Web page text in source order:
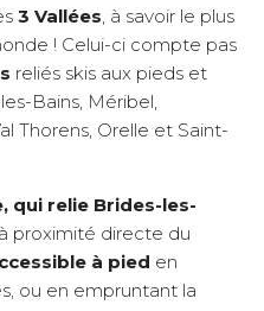
3 Vallées, à savoir le plus
! Celui-ci compte pas
reliés skis aux pieds et
Bains, Méribel,
Thorens, Orelle et Saint-
qui relie Brides-les-
proximité directe du
à pied en
ou en empruntant la